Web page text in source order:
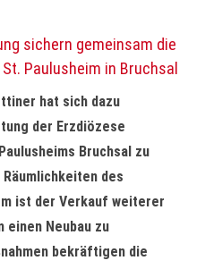
sichern gemeinsam die
Paulusheim in Bruchsal
hat sich dazu
der Erzdiözese
Bruchsal zu
des
ist der Verkauf weiterer
einen Neubau zu
bekräftigen die